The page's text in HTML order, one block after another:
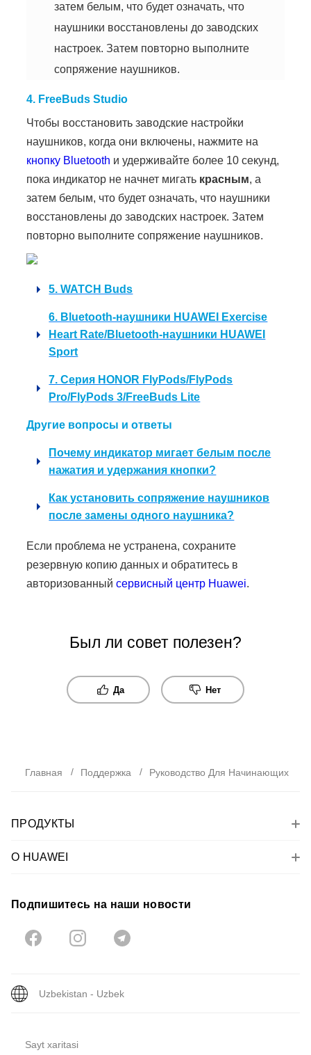
затем белым, что будет означать, что
наушники восстановлены до заводских
настроек. Затем повторно выполните
сопряжение наушников.
4. FreeBuds Studio
Чтобы восстановить заводские настройки
наушников, когда они включены, нажмите на
кнопку Bluetooth и удерживайте более 10 секунд,
пока индикатор не начнет мигать красным, а
затем белым, что будет означать, что наушники
восстановлены до заводских настроек. Затем
повторно выполните сопряжение наушников.
5. WATCH Buds
6. Bluetooth-наушники HUAWEI Exercise
Heart Rate/Bluetooth-наушники HUAWEI
Sport
7. Серия HONOR FlyPods/FlyPods
Pro/FlyPods 3/FreeBuds Lite
Другие вопросы и ответы
Почему индикатор мигает белым после
нажатия и удержания кнопки?
Как установить сопряжение наушников
после замены одного наушника?
Если проблема не устранена, сохраните
резервную копию данных и обратитесь в
авторизованныйсервисный центр Huawei.
Был ли совет полезен?
Да Нет
Главная Поддержка Руководство Для Начинающих
ПРОДУКТЫ
О HUAWEI
Подпишитесь на наши новости
Sayt xaritasi
Uzbekistan - Uzbek